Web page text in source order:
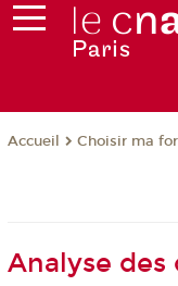
Accueil Choisir ma
Analyse des